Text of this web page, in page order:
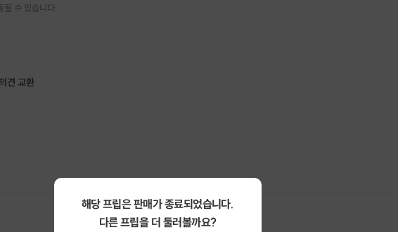
될 수 있습니다.
견 교환
해당 프립은 판매가 종료되었습니다.
다른 프립을 더 둘러볼까요?